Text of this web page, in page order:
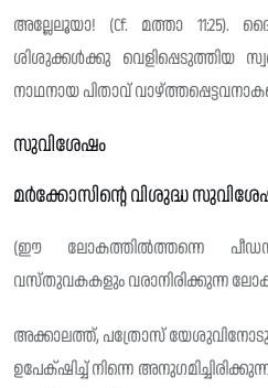
അല്ലേലൂയാ! (Cf. മത്താ 11:25).
ശിശുക്കൾക്കു വെളിപ്പെടുത്തിയ
നാഥനായ പിതാവ്
സുവിശേഷം
മർക്കോസിന്റെ വിശുദ്ധ
(ഈ ലോകത്തിൽത്തന്നെ
വസ്തുവകകളും വരാനിരിക്കുന്ന
അക്കാലത്ത്, പത്രോസ്
ഉപേക്‌ഷിച്ച് നിന്നെ